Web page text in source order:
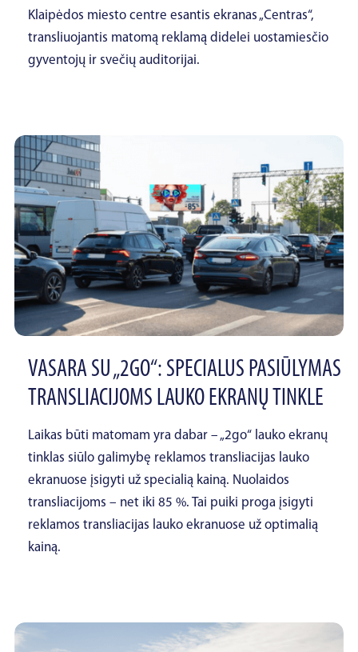
Klaipėdos miesto centre esantis ekranas „Centras“,
transliuojantis matomą reklamą didelei uostamiesčio
gyventojų ir svečių auditorijai.
VASARA SU „2GO“: SPECIALUS PASIŪLYMAS
TRANSLIACIJOMS LAUKO EKRANŲ TINKLE
Laikas būti matomam yra dabar – „2go“ lauko ekranų
tinklas siūlo galimybę reklamos transliacijas lauko
ekranuose įsigyti už specialią kainą. Nuolaidos
transliacijoms – net iki 85 %. Tai puiki proga įsigyti
reklamos transliacijas lauko ekranuose už optimalią
kainą.